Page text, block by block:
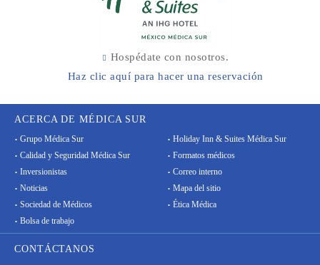
Hospédate con nosotros.
Haz clic aquí para hacer una reservación
ACERCA DE MÉDICA SUR
Grupo Médica Sur
Calidad y Seguridad Médica Sur
Inversionistas
Noticias
Sociedad de Médicos
Bolsa de trabajo
Holiday Inn & Suites Médica Sur
Formatos médicos
Correo interno
Mapa del sitio
Ética Médica
CONTÁCTANOS